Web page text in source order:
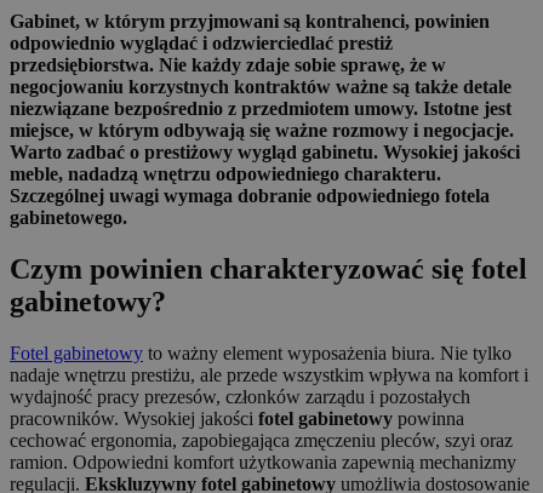
Gabinet, w którym przyjmowani są kontrahenci, powinien
odpowiednio wyglądać i odzwierciedlać prestiż
przedsiębiorstwa. Nie każdy zdaje sobie sprawę, że w
negocjowaniu korzystnych kontraktów ważne są także detale
niezwiązane bezpośrednio z przedmiotem umowy. Istotne jest
miejsce, w którym odbywają się ważne rozmowy i negocjacje.
Warto zadbać o prestiżowy wygląd gabinetu. Wysokiej jakości
meble, nadadzą wnętrzu odpowiedniego charakteru.
Szczególnej uwagi wymaga dobranie odpowiedniego fotela
gabinetowego.
Czym powinien charakteryzować się fotel
gabinetowy?
Fotel gabinetowy to ważny element wyposażenia biura. Nie tylko
nadaje wnętrzu prestiżu, ale przede wszystkim wpływa na komfort i
wydajność pracy prezesów, członków zarządu i pozostałych
pracowników. Wysokiej jakości fotel gabinetowy powinna
cechować ergonomia, zapobiegająca zmęczeniu pleców, szyi oraz
ramion. Odpowiedni komfort użytkowania zapewnią mechanizmy
regulacji. Ekskluzywny fotel gabinetowy umożliwia dostosowanie